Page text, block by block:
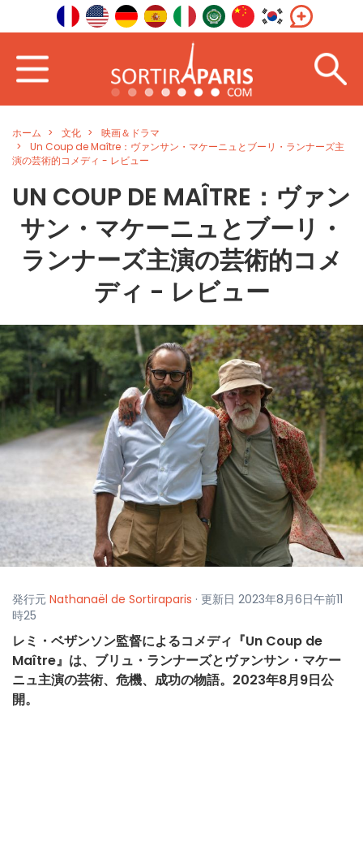
ホーム 文化
映画＆ドラマ
Un Coup de Maître：ヴァンサン・マケーニュとブーリ・ランナーズ主
演の芸術的コメディ - レビュー
UN COUP DE MAÎTRE：ヴァン
サン・マケーニュとブーリ・
ランナーズ主演の芸術的コメ
ディ - レビュー
発行元 Nathanaël de Sortiraparis · 更新日 2023年8月6日午前11
時25
レミ・ベザンソン監督によるコメディ『Un Coup de
Maître』は、ブリュ・ランナーズとヴァンサン・マケー
ニュ主演の芸術、危機、成功の物語。2023年8月9日公
開。